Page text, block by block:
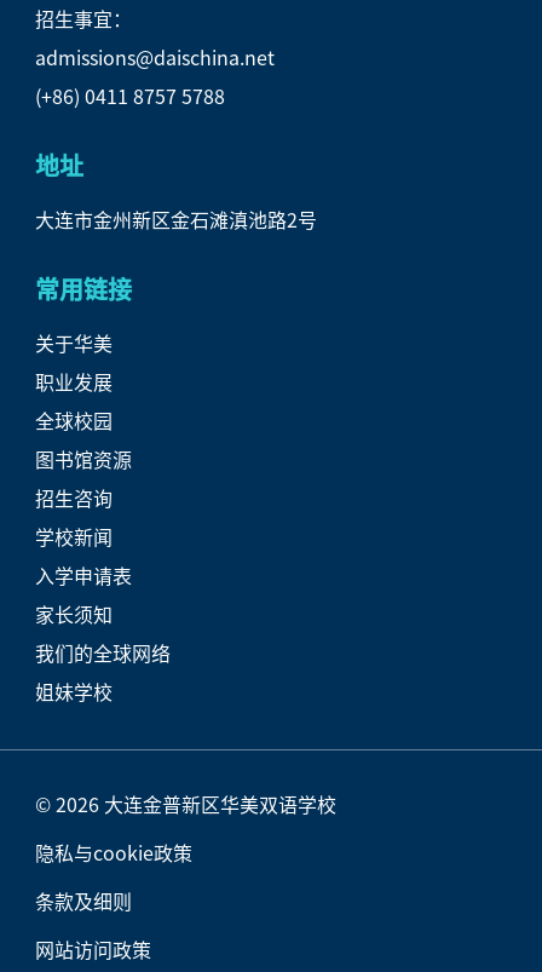
招生事宜：
admissions@daischina.net
(+86) 0411 8757 5788
地址
大连市金州新区金石滩滇池路2号
常用链接
关于华美
职业发展
全球校园
图书馆资源
招生咨询
学校新闻
入学申请表
家长须知
我们的全球网络
姐妹学校
© 2026 大连金普新区华美双语学校
隐私与cookie政策
条款及细则
网站访问政策